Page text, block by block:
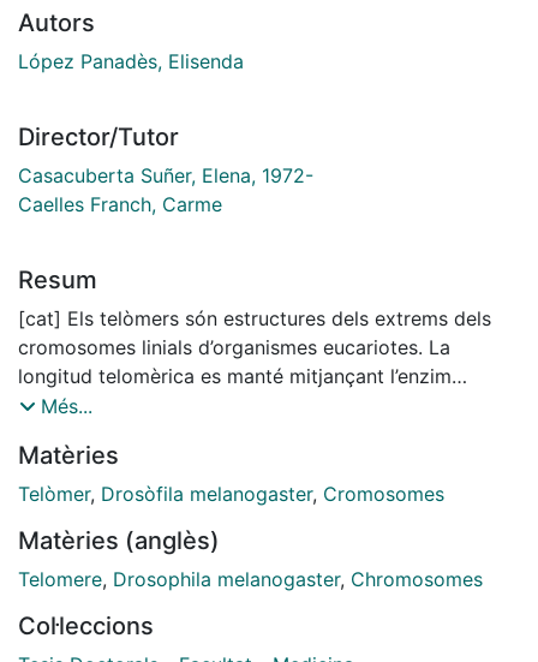
Autors
López Panadès, Elisenda
Director/Tutor
Casacuberta Suñer, Elena, 1972-
Caelles Franch, Carme
Resum
[cat] Els telòmers són estructures dels extrems dels
cromosomes linials d’organismes eucariotes. La
longitud telomèrica es manté mitjançant l’enzim
telomerasa en la majoria d’eucariotes, on s’hi troba
mecanisme de replicació telomèrica alternatiu: els
retrotransposons de tipus no-LTR anomenats HeT-A,
cicle de vida que duen a terme aquests transposons
per elongar els telòmers, no obstant, aquest encara no
que hi participen. A més, no s’ha estudiat mai
Més...
Matèries
Telòmer, Drosòfila melanogaster, Cromosomes
Matèries (anglès)
Telomere, Drosophila melanogaster, Chromosomes
Col·leccions